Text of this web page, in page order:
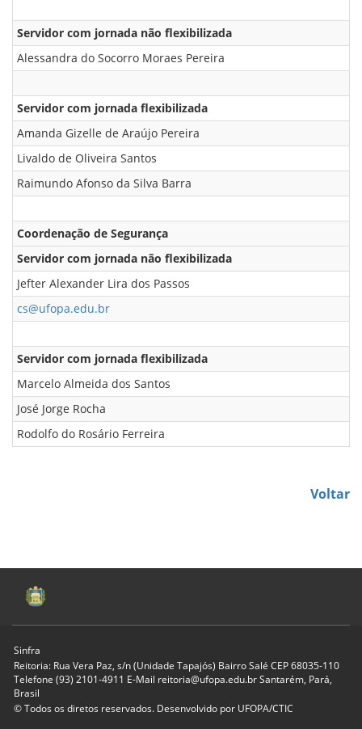
Servidor com jornada não flexibilizada
Alessandra do Socorro Moraes Pereira
Servidor com jornada flexibilizada
Amanda Gizelle de Araújo Pereira
Livaldo de Oliveira Santos
Raimundo Afonso da Silva Barra
Coordenação de Segurança
Servidor com jornada não flexibilizada
Jefter Alexander Lira dos Passos
cs@ufopa.edu.br
Servidor com jornada flexibilizada
Marcelo Almeida dos Santos
José Jorge Rocha
Rodolfo do Rosário Ferreira
Voltar
Sinfra
Reitoria: Rua Vera Paz, s/n (Unidade Tapajós) Bairro Salé CEP 68035-110
Telefone (93) 2101-4911 E-Mail reitoria@ufopa.edu.br Santarém, Pará,
Brasil
© Todos os diretos reservados. Desenvolvido por UFOPA/CTIC